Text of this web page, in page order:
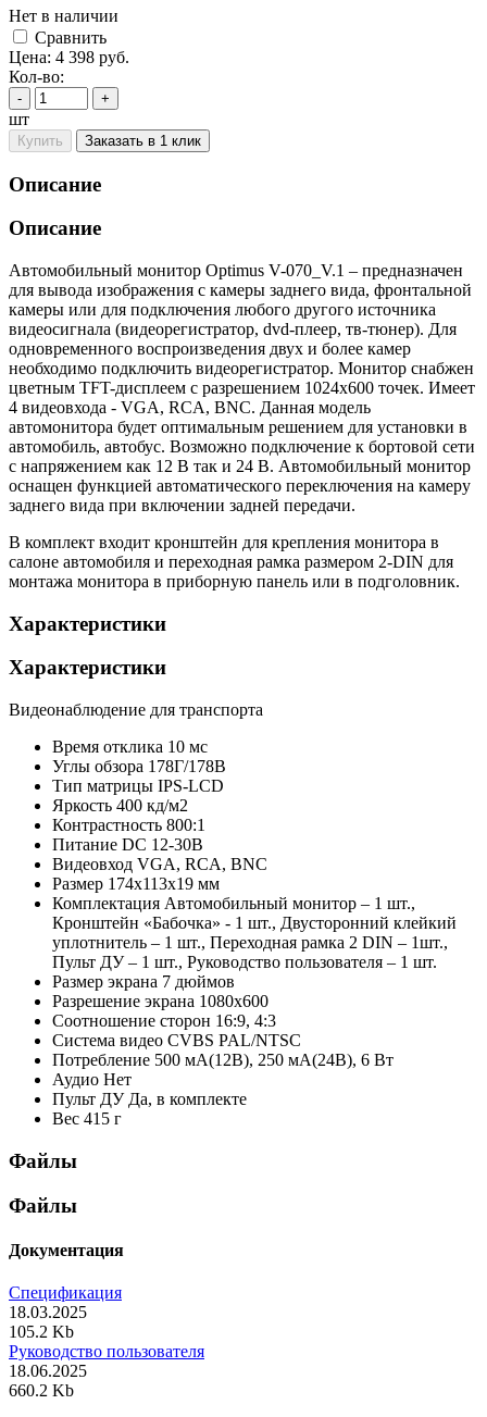
Нет в наличии
Cравнить
Цена: 4 398 руб.
Кол-во:
- +
шт
Купить Заказать в 1 клик
Описание
Описание
Автомобильный монитор Optimus V-070_V.1 – предназначен
для вывода изображения с камеры заднего вида, фронтальной
камеры или для подключения любого другого источника
видеосигнала (видеорегистратор, dvd-плеер, тв-тюнер). Для
одновременного воспроизведения двух и более камер
необходимо подключить видеорегистратор. Монитор снабжен
цветным TFT-дисплеем с разрешением 1024x600 точек. Имеет
4 видеовхода - VGA, RCA, BNC. Данная модель
автомонитора будет оптимальным решением для установки в
автомобиль, автобус. Возможно подключение к бортовой сети
с напряжением как 12 В так и 24 В. Автомобильный монитор
оснащен функцией автоматического переключения на камеру
заднего вида при включении задней передачи.
В комплект входит кронштейн для крепления монитора в
салоне автомобиля и переходная рамка размером 2-DIN для
монтажа монитора в приборную панель или в подголовник.
Характеристики
Характеристики
Видеонаблюдение для транспорта
Время отклика 10 мс
Углы обзора 178Г/178В
Тип матрицы IPS-LCD
Яркость 400 кд/м2
Контрастность 800:1
Питание DC 12-30В
Видеовход VGA, RCA, BNC
Размер 174x113x19 мм
Комплектация Автомобильный монитор – 1 шт.,
Кронштейн «Бабочка» - 1 шт., Двусторонний клейкий
уплотнитель – 1 шт., Переходная рамка 2 DIN – 1шт.,
Пульт ДУ – 1 шт., Руководство пользователя – 1 шт.
Размер экрана 7 дюймов
Разрешение экрана 1080x600
Соотношение сторон 16:9, 4:3
Система видео CVBS PAL/NTSC
Потребление 500 мА(12В), 250 мА(24В), 6 Вт
Аудио Нет
Пульт ДУ Да, в комплекте
Вес 415 г
Файлы
Файлы
Документация
Спецификация
18.03.2025
105.2 Kb
Руководство пользователя
18.06.2025
660.2 Kb